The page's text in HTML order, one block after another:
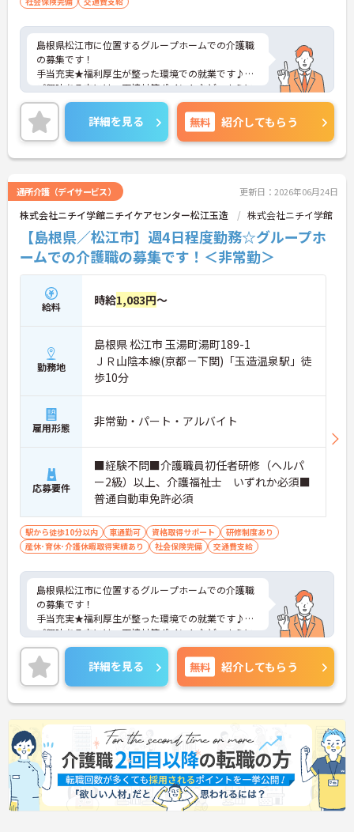
島根県松江市に位置するグループホームでの介護職
の募集です！
手当充実★福利厚生が整った環境での就業です♪
ご興味ある方には、面接対策ポイントなど、さらに
詳細をお話しいたしますのでお気軽にご相談くださ
い。
詳細を見る 無料 紹介してもらう
通所介護（デイサービス） 更新日：2026年06月24日
株式会社ニチイ学館ニチイケアセンター松江玉造 株式会社ニチイ学館
【島根県／松江市】週4日程度勤務☆グループホ
ームでの介護職の募集です！＜非常勤＞
給料 時給1,083円～
勤務地
島根県 松江市 玉湯町湯町189-1
ＪＲ山陰本線(京都－下関)「玉造温泉駅」徒
歩10分
雇用形態 非常勤・パート・アルバイト
応募要件
■経験不問■介護職員初任者研修（ヘルパ
ー2級）以上、介護福祉士 いずれか必須■
普通自動車免許必須
駅から徒歩10分以内 車通勤可 資格取得サポート
研修制度あり
産休･育休･介護休暇取得実績あり
社会保険完備 交通費支給
島根県松江市に位置するグループホームでの介護職
の募集です！
手当充実★福利厚生が整った環境での就業です♪
ご興味ある方には、面接対策ポイントなど、さらに
詳細をお話しいたしますのでお気軽にご相談くださ
い。
詳細を見る 無料 紹介してもらう